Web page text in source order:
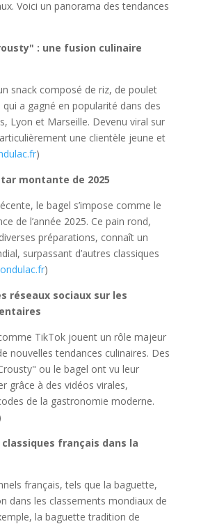
Voici un panorama des tendances
: une fusion culinaire
snack composé de riz, de poulet
a gagné en popularité dans des
Lyon et Marseille. Devenu viral sur
une clientèle jeune et
)
montante de 2025
le bagel s’impose comme le
de l’année 2025. Ce pain rond,
préparations, connaît un
surpassant d’autres classiques
)
réseaux sociaux sur les
TikTok jouent un rôle majeur
nouvelles tendances culinaires. Des
ou le bagel ont vu leur
grâce à des vidéos virales,
de la gastronomie moderne.
français dans la
français, tels que la baguette,
dans les classements mondiaux de
la baguette tradition de